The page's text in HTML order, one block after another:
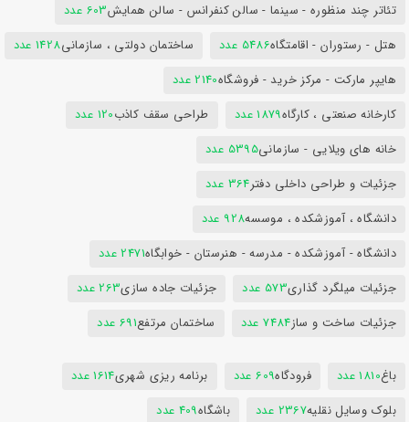
تئاتر چند منظوره - سینما - سالن کنفرانس - سالن همایش603 عدد
هتل - رستوران - اقامتگاه5486 عدد ساختمان دولتی ، سازمانی1428 عدد
هایپر مارکت - مرکز خرید - فروشگاه2140 عدد
کارخانه صنعتی ، کارگاه1879 عدد طراحی سقف کاذب120 عدد
خانه های ویلایی - سازمانی5395 عدد
جزئیات و طراحی داخلی دفتر364 عدد
دانشگاه ، آموزشکده ، موسسه928 عدد
دانشگاه - آموزشکده - مدرسه - هنرستان - خوابگاه2471 عدد
جزئیات میلگرد گذاری573 عدد جزئیات جاده سازی263 عدد
جزئیات ساخت و ساز7484 عدد ساختمان مرتفع691 عدد
باغ1810 عدد فرودگاه609 عدد برنامه ریزی شهری1614 عدد
بلوک وسایل نقلیه2367 عدد باشگاه409 عدد